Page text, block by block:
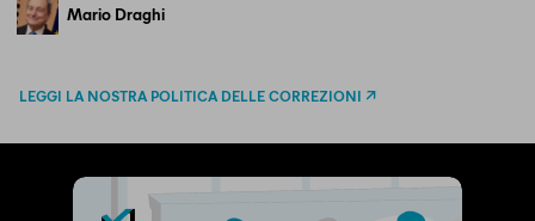
Mario Draghi
LEGGI LA NOSTRA POLITICA DELLE CORREZIONI